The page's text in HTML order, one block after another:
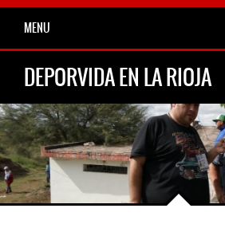
MENU
DEPORVIDA EN LA RIOJA